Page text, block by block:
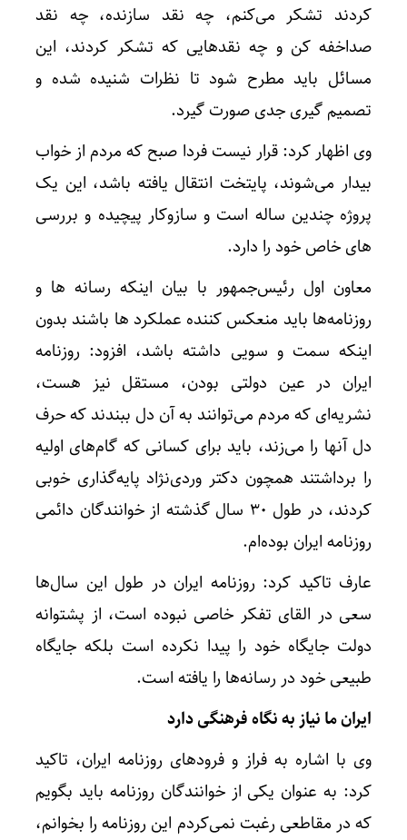
کردند تشکر می‌کنم، چه نقد سازنده، چه نقد
صداخفه کن و چه نقدهایی که تشکر کردند، این
مسائل باید مطرح شود تا نظرات شنیده شده و
تصمیم گیری جدی صورت گیرد.
وی اظهار کرد: قرار نیست فردا صبح که مردم از خواب
بیدار می‌شوند، پایتخت انتقال یافته باشد، این یک
پروژه چندین ساله است و سازوکار پیچیده و بررسی
های خاص خود را دارد.
معاون اول رئیس‌جمهور با بیان اینکه رسانه ها و
روزنامه‌ها باید منعکس کننده عملکرد ها باشند بدون
اینکه سمت و سویی داشته باشد، افزود: روزنامه
ایران در عین دولتی بودن، مستقل نیز هست،
نشریه‌ای که مردم می‌توانند به آن دل ببندند که حرف
دل آنها را می‌زند، باید برای کسانی که گام‌های اولیه
را برداشتند همچون دکتر وردی‌نژاد پایه‌گذاری خوبی
کردند، در طول ۳۰ سال گذشته از خوانندگان دائمی
روزنامه ایران بوده‌ام.
عارف تاکید کرد: روزنامه ایران در طول این سال‌ها
سعی در القای تفکر خاصی نبوده است، از پشتوانه
دولت جایگاه خود را پیدا نکرده است بلکه جایگاه
طبیعی خود در رسانه‌ها را یافته است.
ایران ما نیاز به نگاه فرهنگی دارد
وی با اشاره به فراز و فرودهای روزنامه ایران، تاکید
کرد: به عنوان یکی از خوانندگان روزنامه باید بگویم
که در مقاطعی رغبت نمی‌کردم این روزنامه را بخوانم،